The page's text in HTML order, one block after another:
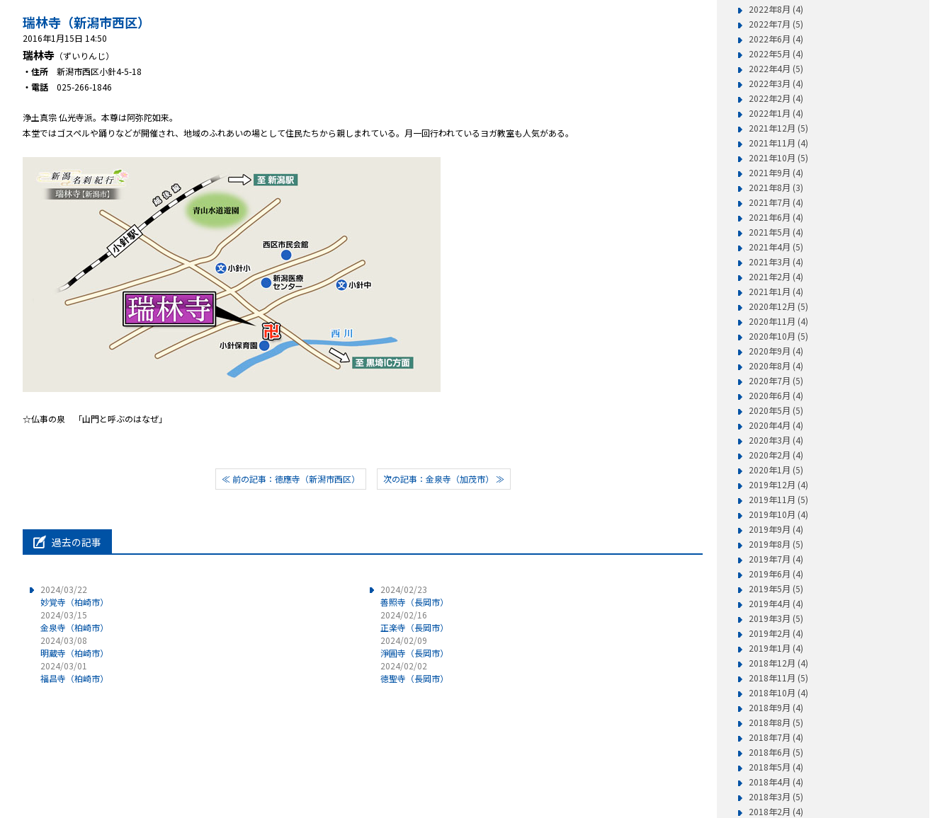
瑞林寺（新潟市西区）
2016年1月15日 14:50
瑞林寺 （ずいりんじ）
・住所 新潟市西区小針4-5-18
・電話 025-266-1846
浄土真宗 仏光寺派。本尊は阿弥陀如来。
本堂ではゴスペルや踊りなどが開催され、地域のふれあいの場として住民たちから親しまれている。月一回行われているヨガ教室も人気がある。
☆仏事の泉 「山門と呼ぶのはなぜ」
≪ 前の記事：徳應寺（新潟市西区） 次の記事：金泉寺（加茂市） ≫
過去の記事
2024/03/22
妙覚寺（柏崎市）
2024/03/15
金泉寺（柏崎市）
2024/03/08
明蔵寺（柏崎市）
2024/03/01
福昌寺（柏崎市）
2024/02/23
善照寺（長岡市）
2024/02/16
正楽寺（長岡市）
2024/02/09
淨圓寺（長岡市）
2024/02/02
徳聖寺（長岡市）
2022年8月 (4)
2022年7月 (5)
2022年6月 (4)
2022年5月 (4)
2022年4月 (5)
2022年3月 (4)
2022年2月 (4)
2022年1月 (4)
2021年12月 (5)
2021年11月 (4)
2021年10月 (5)
2021年9月 (4)
2021年8月 (3)
2021年7月 (4)
2021年6月 (4)
2021年5月 (4)
2021年4月 (5)
2021年3月 (4)
2021年2月 (4)
2021年1月 (4)
2020年12月 (5)
2020年11月 (4)
2020年10月 (5)
2020年9月 (4)
2020年8月 (4)
2020年7月 (5)
2020年6月 (4)
2020年5月 (5)
2020年4月 (4)
2020年3月 (4)
2020年2月 (4)
2020年1月 (5)
2019年12月 (4)
2019年11月 (5)
2019年10月 (4)
2019年9月 (4)
2019年8月 (5)
2019年7月 (4)
2019年6月 (4)
2019年5月 (5)
2019年4月 (4)
2019年3月 (5)
2019年2月 (4)
2019年1月 (4)
2018年12月 (4)
2018年11月 (5)
2018年10月 (4)
2018年9月 (4)
2018年8月 (5)
2018年7月 (4)
2018年6月 (5)
2018年5月 (4)
2018年4月 (4)
2018年3月 (5)
2018年2月 (4)